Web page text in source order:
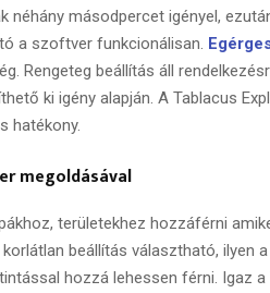
néhány másodpercet igényel,
a szoftver funkcionálisan.
Rengeteg beállítás áll
ki igény alapján. A Tablacus
hatékony.
megoldásával
területekhez hozzáférni
beállítás választható, ilyen
hozzá lehessen férni. Igaz a